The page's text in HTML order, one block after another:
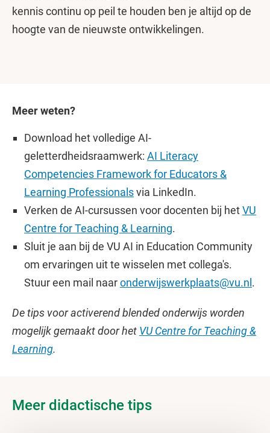
kennis continu op peil te houden ben je altijd op de
hoogte van de nieuwste ontwikkelingen.
Meer weten?
Download het volledige AI-
geletterdheidsraamwerk: AI Literacy
Competencies Framework for Educators &
Learning Professionalsvia LinkedIn.
Verken de AI-cursussen voor docenten bij hetVU
Centre for Teaching & Learning.
Sluit je aan bij de VU AI in Education Community
om ervaringen uit te wisselen met collega's.
Stuur een mail naaronderwijswerkplaats@vu.nl .
De tips voor activerend blended onderwijs worden
mogelijk gemaakt door het VU Centre for Teaching &
Learning.
Meer didactische tips